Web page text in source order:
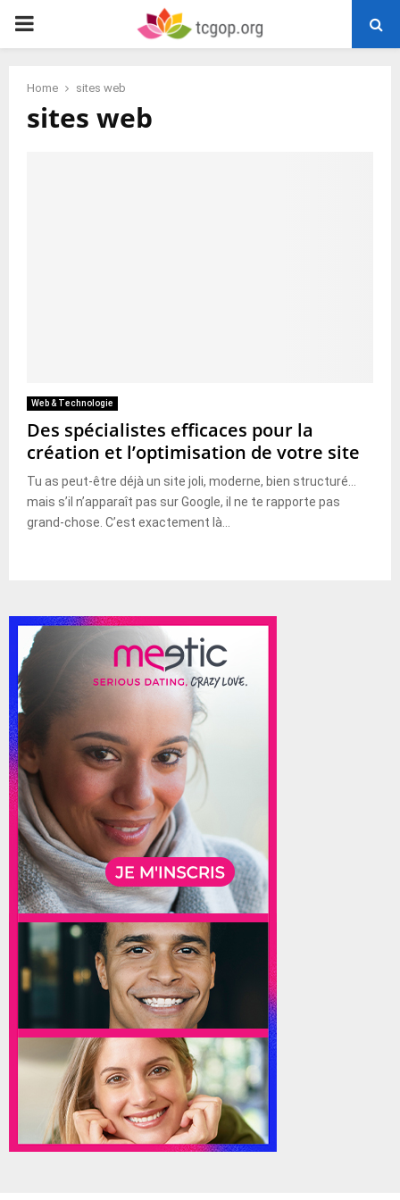
PRIMARY
Home sites web
sites web
Web & Technologie
Des spécialistes efficaces pour la
création et l’optimisation de votre site
Tu as peut-être déjà un site joli, moderne, bien structuré…
mais s’il n’apparaît pas sur Google, il ne te rapporte pas
grand-chose. C’est exactement là...